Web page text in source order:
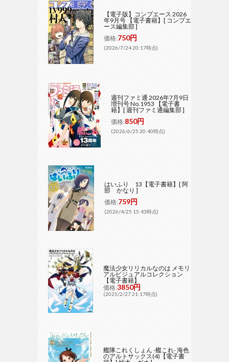
【電子版】コンプエース 2026
年9月号 【電子書籍】[ コンプエ
ース編集部 ]
価格:750円
(2026/7/24 20:17時点)
週刊ファミ通 2026年7月9日
増刊号 No.1953 【電子書
籍】[ 週刊ファミ通編集部 ]
価格:850円
(2026/6/25 20:40時点)
はいふり 13【電子書籍】[ 阿
部 かなり ]
価格:759円
(2026/4/25 15:43時点)
魔法少女リリカルなのは メモリ
アルビジュアルコレクション
【電子書籍】
価格:3850円
(2025/2/27 21:17時点)
艦隊これくしょん -艦これ- 海色
のアルトサックス(4)【電子書